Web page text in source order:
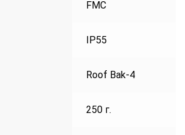
FMC
IP55
Roof Bak-4
250 г.